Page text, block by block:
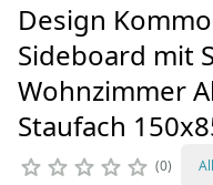
Design
Sideboard mit
Wohnzimmer
Staufach
0